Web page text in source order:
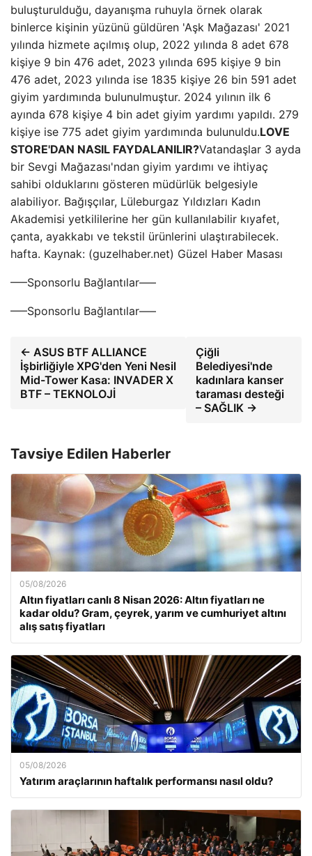
buluşturulduğu, dayanışma ruhuyla örnek olarak
binlerce kişinin yüzünü güldüren 'Aşk Mağazası' 2021
yılında hizmete açılmış olup, 2022 yılında 8 adet 678
kişiye 9 bin 476 adet, 2023 yılında 695 kişiye 9 bin
476 adet, 2023 yılında ise 1835 kişiye 26 bin 591 adet
giyim yardımında bulunulmuştur. 2024 yılının ilk 6
ayında 678 kişiye 4 bin adet giyim yardımı yapıldı. 279
kişiye ise 775 adet giyim yardımında bulunuldu.LOVE
STORE'DAN NASIL FAYDALANILIR?Vatandaşlar 3 ayda
bir Sevgi Mağazası'ndan giyim yardımı ve ihtiyaç
sahibi olduklarını gösteren müdürlük belgesiyle
alabiliyor. Bağışçılar, Lüleburgaz Yıldızları Kadın
Akademisi yetkililerine her gün kullanılabilir kıyafet,
çanta, ayakkabı ve tekstil ürünlerini ulaştırabilecek.
hafta. Kaynak: (guzelhaber.net) Güzel Haber Masası
—–Sponsorlu Bağlantılar—–
—–Sponsorlu Bağlantılar—–
← ASUS BTF ALLIANCE
İşbirliğiyle XPG'den Yeni Nesil
Mid-Tower Kasa: INVADER X
BTF – TEKNOLOJİ
Çiğli
Belediyesi'nde
kadınlara kanser
taraması desteği
– SAĞLIK →
Tavsiye Edilen Haberler
05/08/2026
Altın fiyatları canlı 8 Nisan 2026: Altın fiyatları ne
kadar oldu? Gram, çeyrek, yarım ve cumhuriyet altını
alış satış fiyatları
05/08/2026
Yatırım araçlarının haftalık performansı nasıl oldu?